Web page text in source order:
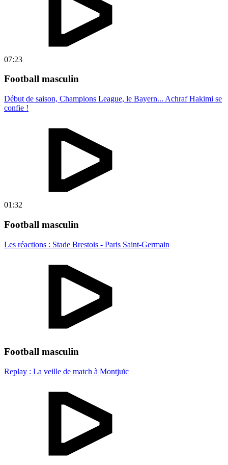
07:23
Football masculin
Début de saison, Champions League, le Bayern... Achraf Hakimi se
confie !
01:32
Football masculin
Les réactions : Stade Brestois - Paris Saint-Germain
Football masculin
Replay : La veille de match à Montjuïc